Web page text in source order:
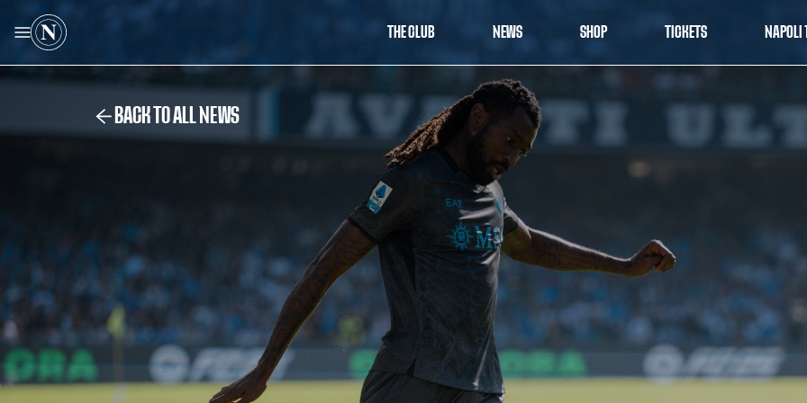
THE CLUB NEWS SHOP TICKETS NAPOLI
BACK TO ALL NEWS